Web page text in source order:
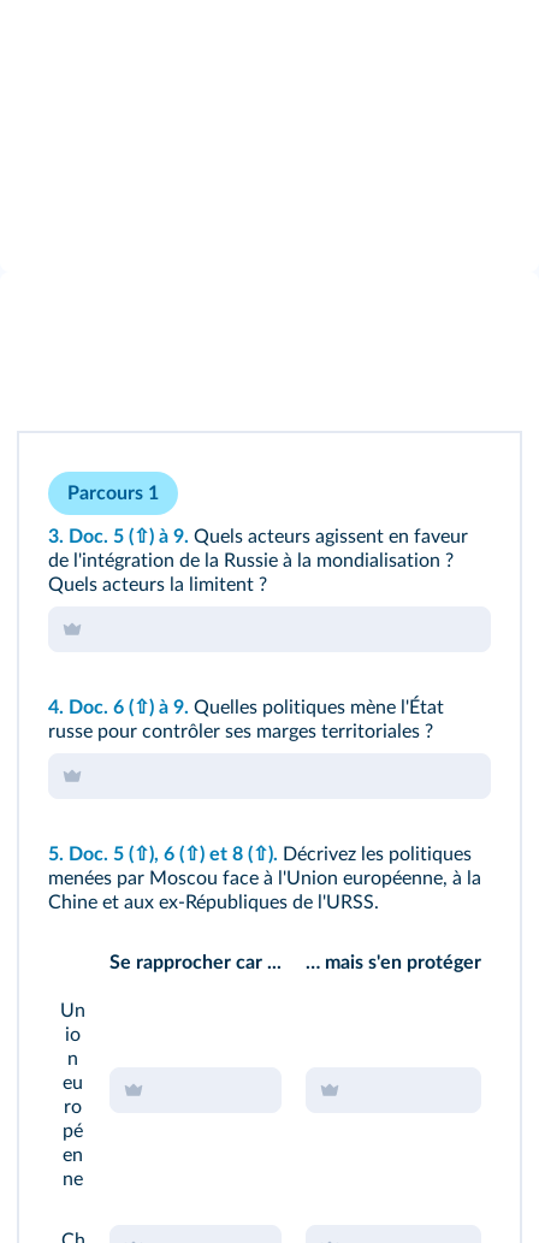
Parcours 1
3. Doc. 5 (⇧) à 9. Quels acteurs agissent en faveur
de l'intégration de la Russie à la mondialisation ?
Quels acteurs la limitent ?
4. Doc. 6 (⇧) à 9. Quelles politiques mène l'État
russe pour contrôler ses marges territoriales ?
5. Doc. 5 (⇧), 6 (⇧) et 8 (⇧). Décrivez les politiques
menées par Moscou face à l'Union européenne, à la
Chine et aux ex-Républiques de l'URSS.
Se rapprocher car ... … mais s'en protéger
Un
io
n
eu
ro
pé
en
ne